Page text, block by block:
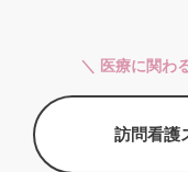
＼ 医療に関わ
訪問看護